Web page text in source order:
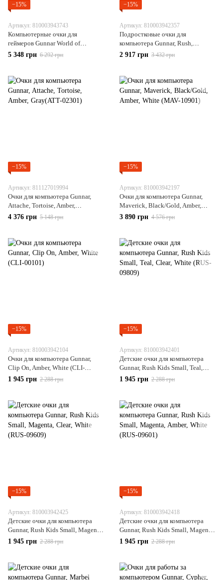
−15%
Артикул: 810003943743
Компьютерные очки для
геймеров Gunnar World of
Warcraft Alliance Edition Amber
5 348 грн 6 292 грн
−15%
Артикул: 810003942357
Подростковые очки для
компьютера Gunnar, Rush,
Tortoise, Amber, Gray (RUS-02301)
2 917 грн 3 432 грн
−15%
Артикул: 811127019994
Очки для компьютера Gunnar,
Attache, Tortoise, Amber,
Gray(ATT-02301)
4 376 грн 5 148 грн
−15%
Артикул: 810003942197
Очки для компьютера Gunnar,
Maverick, Black/Gold, Amber,
White (MAV-10901)
3 890 грн 4 576 грн
−15%
Артикул: 810003942104
Очки для компьютера Gunnar,
Clip On, Amber, White (CLI-
00101)
1 945 грн 2 288 грн
−15%
Артикул: 810003942401
Детские очки для компьютера
Gunnar, Rush Kids Small, Teal,
Clear, White (RUS-09809)
1 945 грн 2 288 грн
−15%
Артикул: 810003942425
Детские очки для компьютера
Gunnar, Rush Kids Small, Magenta,
Clear, White (RUS-09609)
1 945 грн 2 288 грн
−15%
Артикул: 810003942418
Детские очки для компьютера
Gunnar, Rush Kids Small, Magenta,
Amber, White (RUS-09601)
1 945 грн 2 288 грн